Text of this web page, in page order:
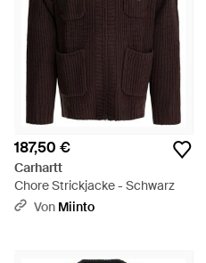
187,50 €
Carhartt
Chore Strickjacke - Schwarz
Von Miinto